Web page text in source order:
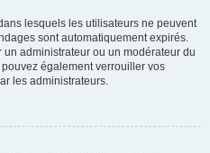
lesquels les utilisateurs ne peuvent
sont automatiquement expirés.
administrateur ou un modérateur du
également verrouiller vos
les administrateurs.